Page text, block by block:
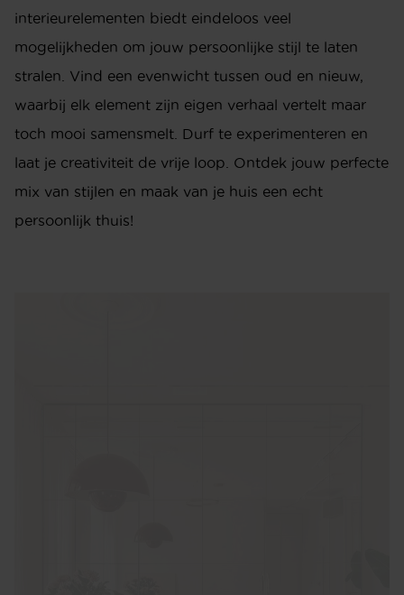
interieurelementen biedt eindeloos veel
mogelijkheden om jouw persoonlijke stijl te laten
stralen. Vind een evenwicht tussen oud en nieuw,
waarbij elk element zijn eigen verhaal vertelt maar
toch mooi samensmelt. Durf te experimenteren en
laat je creativiteit de vrije loop. Ontdek jouw perfecte
mix van stijlen en maak van je huis een echt
persoonlijk thuis!